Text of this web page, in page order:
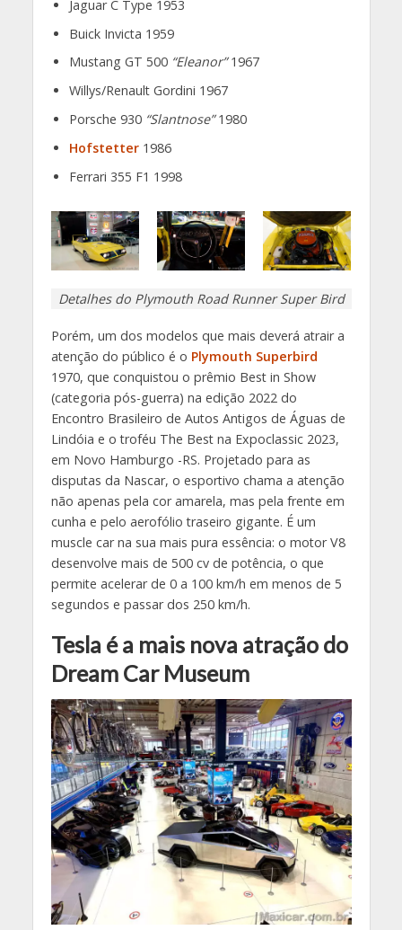
Jaguar C Type 1953
Buick Invicta 1959
Mustang GT 500 “Eleanor”1967
Willys/Renault Gordini 1967
Porsche 930 “Slantnose”1980
Hofstetter1986
Ferrari 355 F1 1998
Detalhes do Plymouth Road Runner Super Bird
Porém, um dos modelos que mais deverá atrair a
atenção do público é o Plymouth Superbird
1970, que conquistou o prêmio Best in Show
(categoria pós-guerra) na edição 2022 do
Encontro Brasileiro de Autos Antigos de Águas de
Lindóia e o troféu The Best na Expoclassic 2023,
em Novo Hamburgo -RS. Projetado para as
disputas da Nascar, o esportivo chama a atenção
não apenas pela cor amarela, mas pela frente em
cunha e pelo aerofólio traseiro gigante. É um
muscle car na sua mais pura essência: o motor V8
desenvolve mais de 500 cv de potência, o que
permite acelerar de 0 a 100 km/h em menos de 5
segundos e passar dos 250 km/h.
Tesla é a mais nova atração do
Dream Car Museum